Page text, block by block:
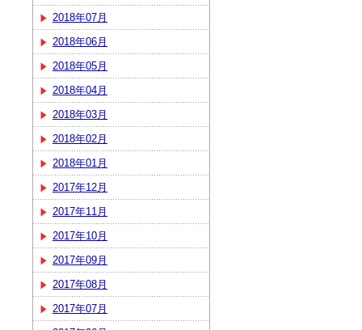
2018年07月
2018年06月
2018年05月
2018年04月
2018年03月
2018年02月
2018年01月
2017年12月
2017年11月
2017年10月
2017年09月
2017年08月
2017年07月